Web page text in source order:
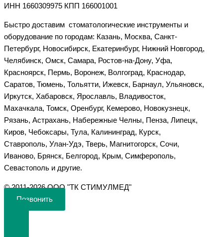
ИНН 1660309975 КПП 166001001
Быстро доставим стоматологические инструменты и
оборудование по городам: Казань, Москва, Санкт-
Петербург, Новосибирск, Екатеринбург, Нижний Новгород,
Челябинск, Омск, Самара, Ростов-на-Дону, Уфа,
Красноярск, Пермь, Воронеж, Волгоград, Краснодар,
Саратов, Тюмень, Тольятти, Ижевск, Барнаул, Ульяновск,
Иркутск, Хабаровск, Ярославль, Владивосток,
Махачкала, Томск, Оренбург, Кемерово, Новокузнецк,
Рязань, Астрахань, Набережные Челны, Пенза, Липецк,
Киров, Чебоксары, Тула, Калининград, Курск,
Ставрополь, Улан-Удэ, Тверь, Магнитогорск, Сочи,
Иваново, Брянск, Белгород, Крым, Симферополь,
Севастополь и другие.
©️ 2011-2026 ООО "ТК СТИМУЛМЕД"
Позвонить